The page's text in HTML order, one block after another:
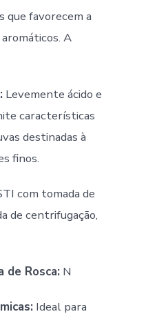
que favorecem a
A
Levemente ácido e
características
destinadas à
finos.
com tomada de
de centrifugação,
de Rosca: N
Ideal para